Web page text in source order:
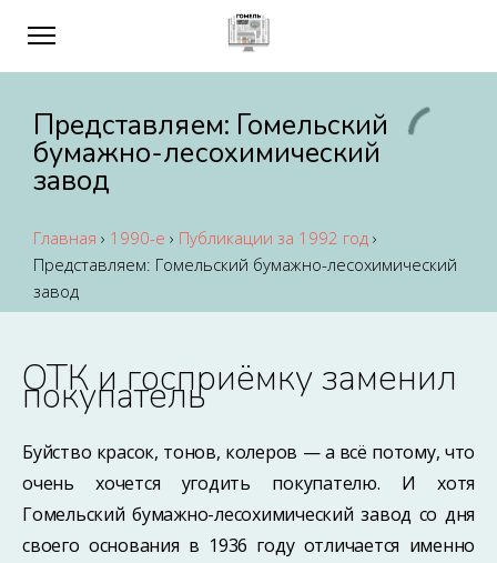
Представляем: Гомельский
бумажно-лесохимический
завод
Главная › 1990-е › Публикации за 1992 год ›
Представляем: Гомельский бумажно-лесохимический
завод
ОТК и госприёмку заменил
покупатель
Буйство красок, тонов, колеров — а всё потому, что
очень хочется угодить покупателю. И хотя
Гомельский бумажно-лесохимический завод со дня
своего основания в 1936 году отличается именно